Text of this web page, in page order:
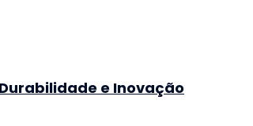
e Inovação